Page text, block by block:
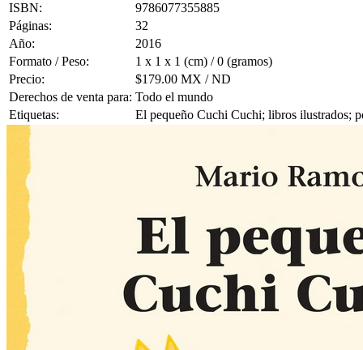
ISBN:
9786077355885
Páginas:
32
Año:
2016
Formato / Peso:
1 x 1 x 1 (cm) / 0 (gramos)
Precio:
$179.00 MX / ND
Derechos de venta para: Todo el mundo
Etiquetas:
El pequeño Cuchi Cuchi; libros ilustrados;